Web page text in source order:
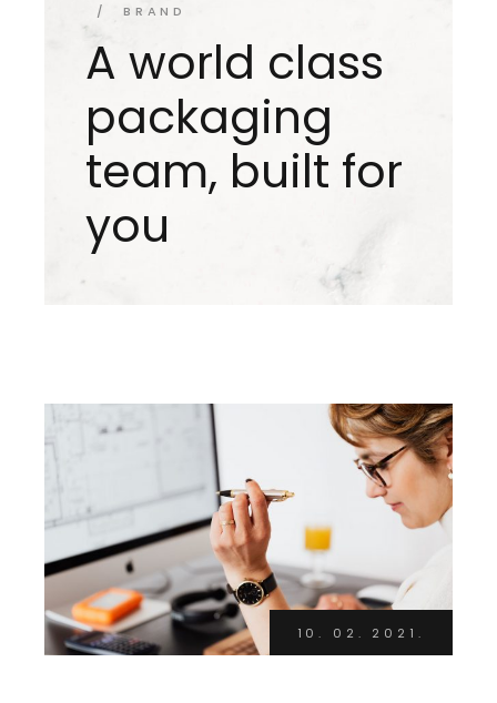
BRAND
A world class
packaging
team, built for
you
10. 02. 2021.